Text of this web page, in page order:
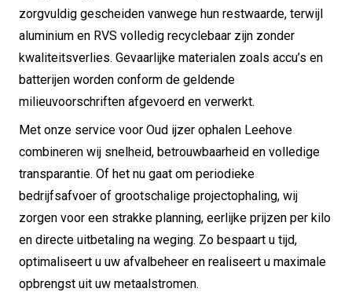
zorgvuldig gescheiden vanwege hun restwaarde, terwijl
aluminium en RVS volledig recyclebaar zijn zonder
kwaliteitsverlies. Gevaarlijke materialen zoals accu’s en
batterijen worden conform de geldende
milieuvoorschriften afgevoerd en verwerkt.
Met onze service voor Oud ijzer ophalen Leehove
combineren wij snelheid, betrouwbaarheid en volledige
transparantie. Of het nu gaat om periodieke
bedrijfsafvoer of grootschalige projectophaling, wij
zorgen voor een strakke planning, eerlijke prijzen per kilo
en directe uitbetaling na weging. Zo bespaart u tijd,
optimaliseert u uw afvalbeheer en realiseert u maximale
opbrengst uit uw metaalstromen.